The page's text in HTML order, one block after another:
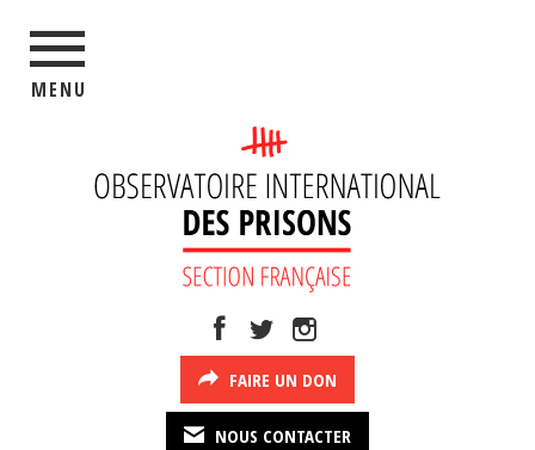
MENU
FAIRE UN DON
NOUS CONTACTER